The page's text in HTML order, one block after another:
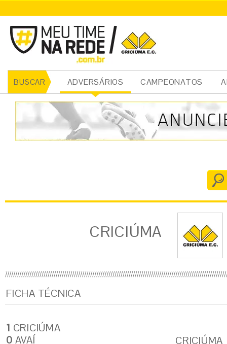
BUSCAR ADVERSÁRIOS CAMPEONATOS
CRICIÚMA
CRICIÚMA
FICHA TÉCNICA
1 CRICIÚMA
0 AVAÍ CRICIÚMA